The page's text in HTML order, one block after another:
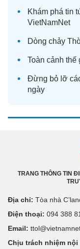
Khám phá tin
VietNamNet
Dòng chảy
Toàn cảnh thế
Đừng bỏ lỡ
ngày
TRANG THÔNG TIN
Địa chỉ: Tòa nhà
Điện thoại: 094 388
Email:
Chịu trách nhiệm nội